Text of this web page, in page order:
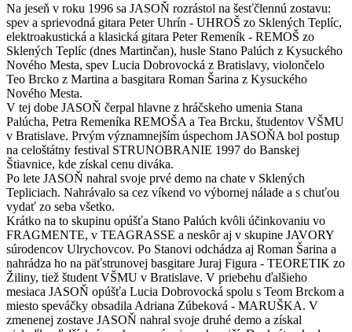
Na jeseň v roku 1996 sa JASOŇ rozrástol na šesťčlennú zostavu:
spev a sprievodná gitara Peter Uhrín - UHROŠ zo Sklených Teplíc,
elektroakustická a klasická gitara Peter Remeník - REMOŠ zo
Sklených Teplíc (dnes Martinčan), husle Stano Palúch z Kysuckého
Nového Mesta, spev Lucia Dobrovocká z Bratislavy, violončelo
Teo Brcko z Martina a basgitara Roman Šarina z Kysuckého
Nového Mesta.
V tej dobe JASOŇ čerpal hlavne z hráčskeho umenia Stana
Palúcha, Petra Remeníka REMOŠA a Tea Brcku, študentov VŠMU
v Bratislave. Prvým významnejším úspechom JASOŇA bol postup
na celoštátny festival STRUNOBRANIE 1997 do Banskej
Štiavnice, kde získal cenu diváka.
Po lete JASOŇ nahral svoje prvé demo na chate v Sklených
Tepliciach. Nahrávalo sa cez víkend vo výbornej nálade a s chuťou
vydať zo seba všetko.
Krátko na to skupinu opúšťa Stano Palúch kvôli účinkovaniu vo
FRAGMENTE, v TEAGRASSE a neskôr aj v skupine JAVORY
súrodencov Ulrychovcov. Po Stanovi odchádza aj Roman Šarina a
nahrádza ho na päťstrunovej basgitare Juraj Figura - TEORETIK zo
Žiliny, tiež študent VŠMU v Bratislave. V priebehu ďalšieho
mesiaca JASOŇ opúšťa Lucia Dobrovocká spolu s Teom Brckom a
miesto speváčky obsadila Adriana Zúbeková - MARUŠKA. V
zmenenej zostave JASOŇ nahral svoje druhé demo a získal